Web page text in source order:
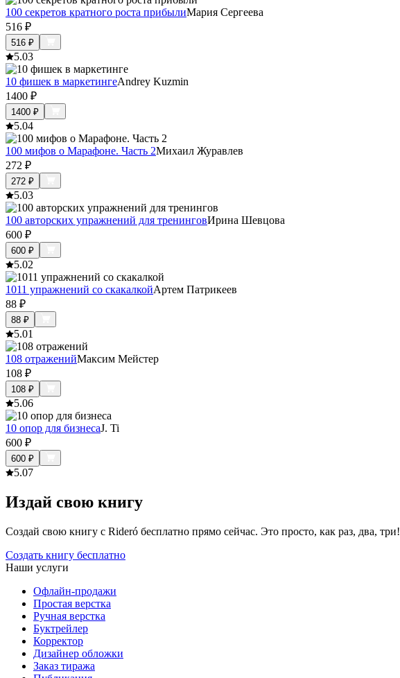
100 секретов кратного роста прибылиМария Сергеева
516 ₽
516 ₽
5.03
10 фишек в маркетингеAndrey Kuzmin
1400 ₽
1400 ₽
5.04
100 мифов о Марафоне. Часть 2Михаил Журавлев
272 ₽
272 ₽
5.03
100 авторских упражнений для тренинговИрина Шевцова
600 ₽
600 ₽
5.02
1011 упражнений со скакалкойАртем Патрикеев
88 ₽
88 ₽
5.01
108 отраженийМаксим Мейстер
108 ₽
108 ₽
5.06
10 опор для бизнесаJ. Ti
600 ₽
600 ₽
5.07
Издай свою книгу
Создай свою книгу с Rideró бесплатно прямо сейчас. Это просто, как раз, два, три!
Создать книгу бесплатно
Наши услуги
Офлайн-продажи
Простая верстка
Ручная верстка
Буктрейлер
Корректор
Дизайнер обложки
Заказ тиража